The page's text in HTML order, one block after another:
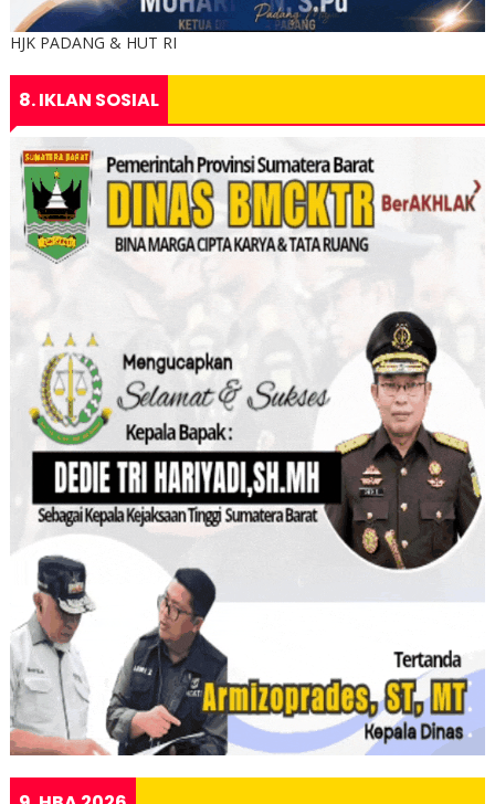
HJK PADANG & HUT RI
8. IKLAN SOSIAL